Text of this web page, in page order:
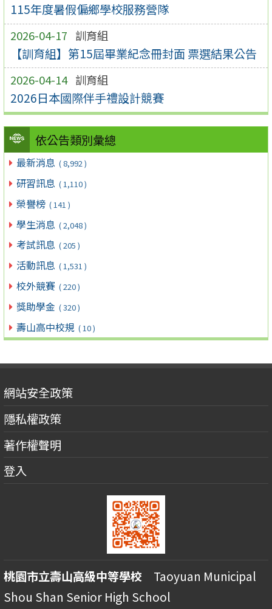
115年度暑假偏鄉學校服務營隊
2026-04-17 訓育組
【訓育組】第15屆畢業紀念冊封面 票選結果公告
2026-04-14 訓育組
2026日本國際伴手禮設計競賽
依公告類別彙總
最新消息 ( 8,992 )
研習訊息 ( 1,110 )
榮譽榜 ( 141 )
學生消息 ( 2,048 )
考試訊息 ( 205 )
活動訊息 ( 1,531 )
校外競賽 ( 220 )
獎助學金 ( 320 )
壽山高中校規 ( 10 )
網站安全政策
隱私權政策
著作權聲明
登入
桃園市立壽山高級中等學校 Taoyuan Municipal
Shou Shan Senior High School